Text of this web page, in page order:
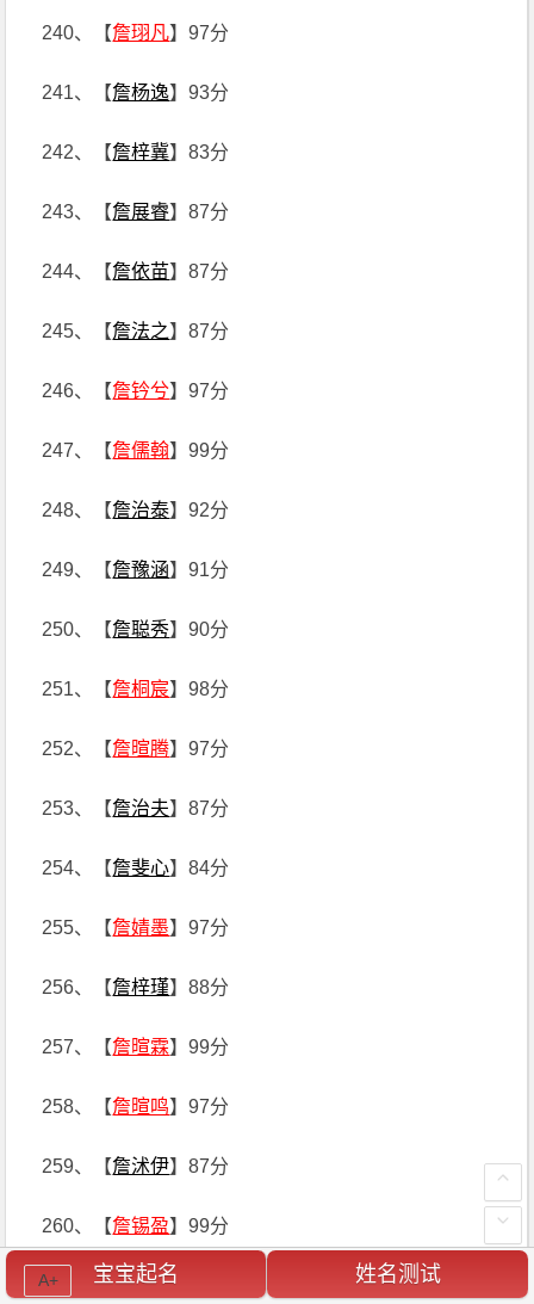
240、【詹珝凡】97分
241、【詹杨逸】93分
242、【詹梓冀】83分
243、【詹展睿】87分
244、【詹依苗】87分
245、【詹法之】87分
246、【詹钤兮】97分
247、【詹儒翰】99分
248、【詹治泰】92分
249、【詹豫涵】91分
250、【詹聪秀】90分
251、【詹桐宸】98分
252、【詹暄腾】97分
253、【詹治夫】87分
254、【詹斐心】84分
255、【詹婧墨】97分
256、【詹梓瑾】88分
257、【詹暄霖】99分
258、【詹暄鸣】97分
259、【詹沭伊】87分
260、【詹锡盈】99分
261、【詹熠骋】99分
宝宝起名 姓名测试
A+